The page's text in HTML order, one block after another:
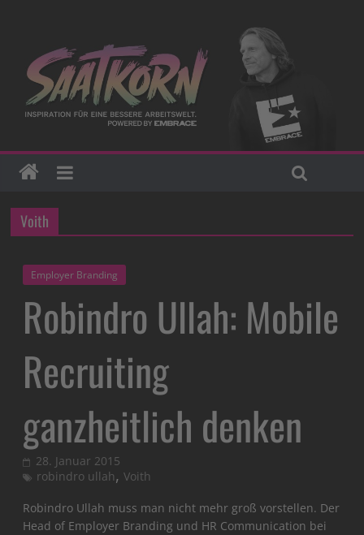
Voith
Employer Branding
Robindro Ullah: Mobile
Recruiting
ganzheitlich denken
28. Januar 2015
robindro ullah,Voith
Robindro Ullah muss man nicht mehr groß vorstellen. Der
Head of Employer Branding und HR Communication bei